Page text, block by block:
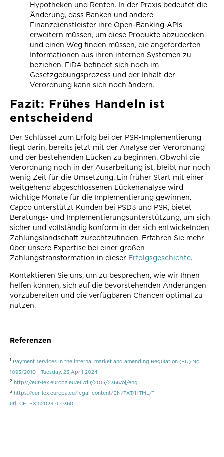
Hypotheken und Renten. In der Praxis bedeutet die
Änderung, dass Banken und andere
Finanzdienstleister ihre Open-Banking-APIs
erweitern müssen, um diese Produkte abzudecken
und einen Weg finden müssen, die angeforderten
Informationen aus ihren internen Systemen zu
beziehen. FiDA befindet sich noch im
Gesetzgebungsprozess und der Inhalt der
Verordnung kann sich noch ändern.
Fazit: Frühes Handeln ist
entscheidend
Der Schlüssel zum Erfolg bei der PSR-Implementierung
liegt darin, bereits jetzt mit der Analyse der Verordnung
und der bestehenden Lücken zu beginnen. Obwohl die
Verordnung noch in der Ausarbeitung ist, bleibt nur noch
wenig Zeit für die Umsetzung. Ein früher Start mit einer
weitgehend abgeschlossenen Lückenanalyse wird
wichtige Monate für die Implementierung gewinnen.
Capco unterstützt Kunden bei PSD3 und PSR, bietet
Beratungs- und Implementierungsunterstützung, um sich
sicher und vollständig konform in der sich entwickelnden
Zahlungslandschaft zurechtzufinden. Erfahren Sie mehr
über unsere Expertise bei einer großen
Zahlungstransformation in dieser Erfolgsgeschichte.
Kontaktieren Sie uns, um zu besprechen, wie wir Ihnen
helfen können, sich auf die bevorstehenden Änderungen
vorzubereiten und die verfügbaren Chancen optimal zu
nutzen.
Referenzen
1 Payment services in the internal market and amending Regulation (EU) No
1093/2010 - Tuesday, 23 April 2024
2 https://eur-lex.europa.eu/eli/dir/2015/2366/oj/eng
3 https://eur-lex.europa.eu/legal-content/EN/TXT/HTML/?
uri=CELEX:52023PC0360